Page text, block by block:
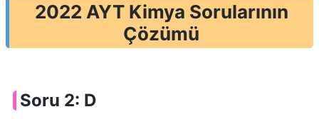
2022 AYT Kimya Sorularının
Çözümü
Soru 2: D